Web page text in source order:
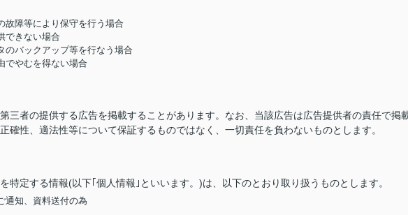
故障等により保守を行う場合
できない場合
バックアップ等を行なう場合
でやむを得ない場合
三者の提供する広告を掲載することがあります。なお、当該広告は広告提供者の責任で掲
確性、適法性等について保証するものではなく、一切責任を負わないものとします。
特定する情報(以下｢個人情報｣といいます。)は、以下のとおり取り扱うものとします。
通知、資料送付の為